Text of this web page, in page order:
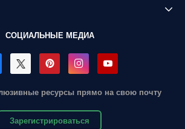
СОЦИАЛЬНЫЕ МЕДИА
ресурсы прямо на свою почту
Зарегистрироваться